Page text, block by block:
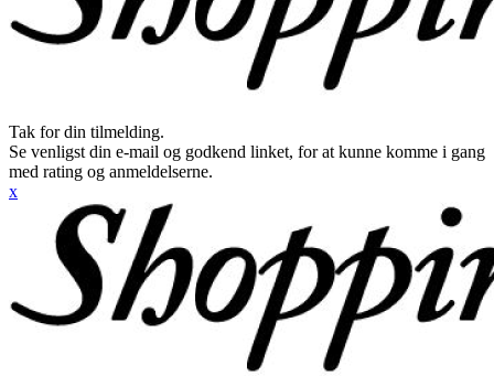
Tak for din tilmelding.
Se venligst din e-mail og godkend linket, for at kunne komme i gang
med rating og anmeldelserne.
x